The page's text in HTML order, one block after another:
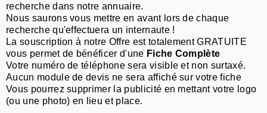
recherche dans notre annuaire.
Nous saurons vous mettre en avant lors de chaque
recherche qu'effectuera un internaute !
La souscription à notre Offre est totalement GRATUITE
vous permet de bénéficer d'une Fiche Complète
Votre numéro de téléphone sera visible et non surtaxé.
Aucun module de devis ne sera affiché sur votre fiche
Vous pourrez supprimer la publicité en mettant votre logo
(ou une photo) en lieu et place.